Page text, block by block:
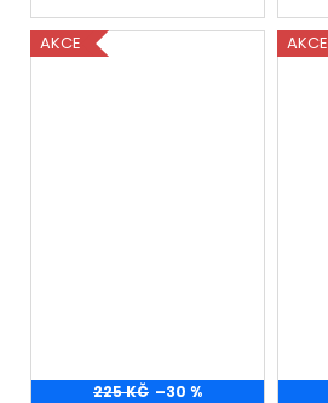
AKCE
225 KČ –30 %
AKCE